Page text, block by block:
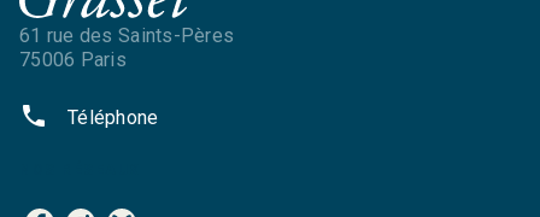
61 rue des Saints-Pères
75006 Paris
phone Téléphone